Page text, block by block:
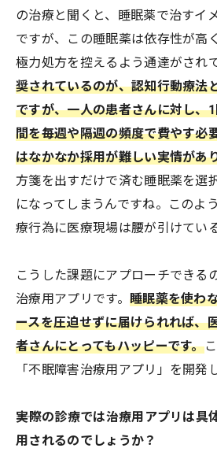
の治療と聞くと、睡眠薬で治すイ
ですが、この睡眠薬は依存性が高
極力処方を控えるよう通達がされ
奨されているのが、認知行動療法
ですが、一人の患者さんに対し、
間を毎週や隔週の頻度で費やす必
はなかなか採用が難しい実情があ
方箋を出すだけで済む睡眠薬を選
になってしまうんですね。このよ
療行為に医療現場は腰が引けてい
こうした課題にアプローチできる
治療用アプリです。 睡眠薬を使わ
ースを圧迫せずに届けられれば、
者さんにとってもハッピーです。
「不眠障害治療用アプリ」を開発
――実際の診療では治療用アプリは
用されるのでしょうか？